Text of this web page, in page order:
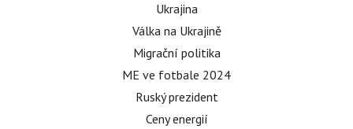
Ukrajina
Válka na Ukrajině
Migrační politika
ME ve fotbale 2024
Ruský prezident
Ceny energií